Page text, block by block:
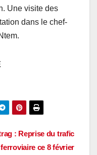
Une visite des
dans le chef-
: Reprise du trafic
ferroviaire ce 8 février